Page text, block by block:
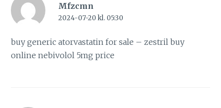
Mfzcmn
2024-07-20 kl. 05:30
buy generic atorvastatin for sale – zestril buy
online nebivolol 5mg price